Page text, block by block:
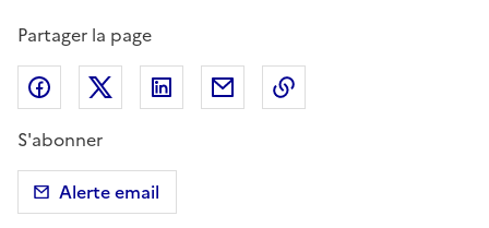
Partager la page
Partager sur Facebook
Partager sur X (anciennement Twitter)
Partager sur LinkedIn
Partager par email
S'abonner
Alerte email